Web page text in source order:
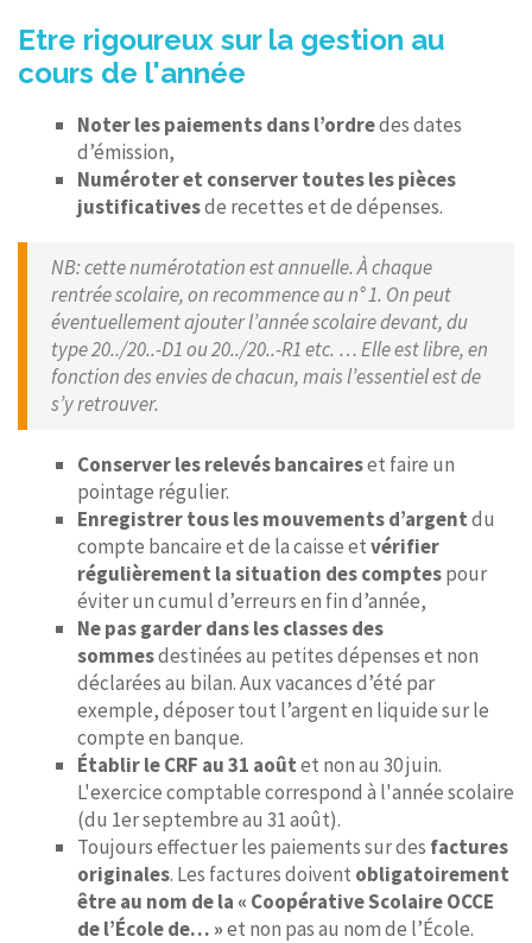
Etre rigoureux sur la gestion au
cours de l'année
Noter les paiements dans l’ordredes dates
d’émission,
Numéroter et conserver toutes les pièces
justificativesde recettes et de dépenses.
NB: cette numérotation est annuelle. À chaque
rentrée scolaire, on recommence au n° 1. On peut
éventuellement ajouter l’année scolaire devant, du
type 20../20..-D1 ou 20../20..-R1 etc. … Elle est libre, en
fonction des envies de chacun, mais l’essentiel est de
s’y retrouver.
Conserver les relevés bancaireset faire un
pointage régulier.
Enregistrer tous les mouvements d’argentdu
compte bancaire et de la caisse etvérifier
régulièrement la situation des comptespour
éviter un cumul d’erreurs en fin d’année,
Ne pas garder dans les classes des
sommesdestinées au petites dépenses et non
déclarées au bilan. Aux vacances d’été par
exemple, déposer tout l’argent en liquide sur le
compte en banque.
Établir le CRF au 31 aoûtet non au 30 juin.
L'exercice comptable correspond à l'année scolaire
(du 1er septembre au 31 août).
Toujours effectuer les paiements sur des factures
originales. Les factures doivent obligatoirement
être au nom de la « Coopérative Scolaire OCCE
de l’École de… »et non pas au nom de l’École.